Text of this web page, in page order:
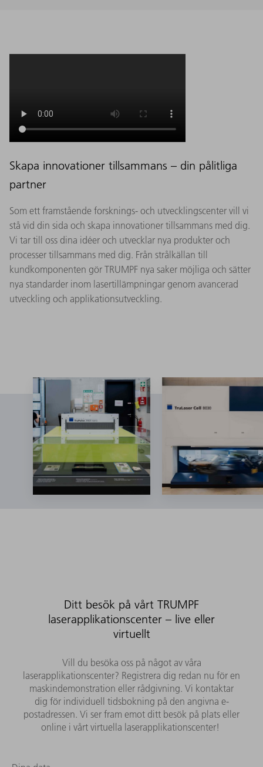
Skapa innovationer tillsammans – din pålitliga
partner
Som ett framstående forsknings- och utvecklingscenter vill vi
stå vid din sida och skapa innovationer tillsammans med dig.
Vi tar till oss dina idéer och utvecklar nya produkter och
processer tillsammans med dig. Från strålkällan till
kundkomponenten gör TRUMPF nya saker möjliga och sätter
nya standarder inom lasertillämpningar genom avancerad
utveckling och applikationsutveckling.
Ditt besök på vårt TRUMPF
laserapplikationscenter – live eller
virtuellt
Vill du besöka oss på något av våra
laserapplikationscenter? Registrera dig redan nu för en
maskindemonstration eller rådgivning. Vi kontaktar
dig för individuell tidsbokning på den angivna e-
postadressen. Vi ser fram emot ditt besök på plats eller
online i vårt virtuella laserapplikationscenter!